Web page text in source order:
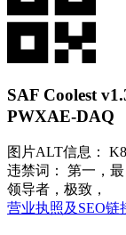
SAF Coolest
PWXAE-DAQ
图片ALT信息：
违禁词： 第一，
领导者，极致，
营业执照及SEO链